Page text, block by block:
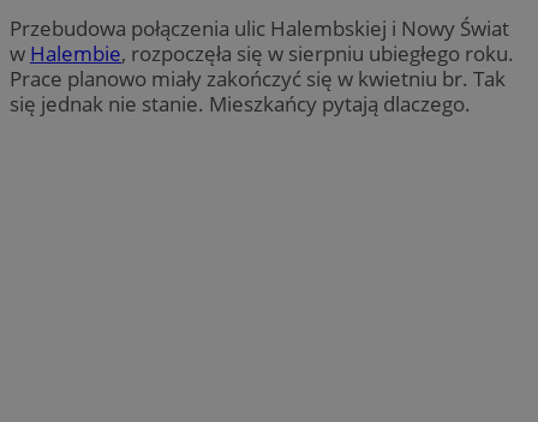
Przebudowa połączenia ulic Halembskiej i Nowy Świat
w Halembie, rozpoczęła się w sierpniu ubiegłego roku.
Prace planowo miały zakończyć się w kwietniu br. Tak
się jednak nie stanie. Mieszkańcy pytają dlaczego.